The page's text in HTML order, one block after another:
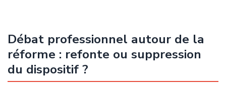
Débat professionnel autour de la
réforme : refonte ou suppression
du dispositif ?